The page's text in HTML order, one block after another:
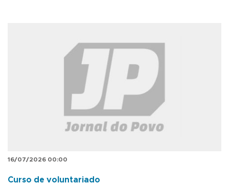
16/07/2026 00:00
Curso de voluntariado